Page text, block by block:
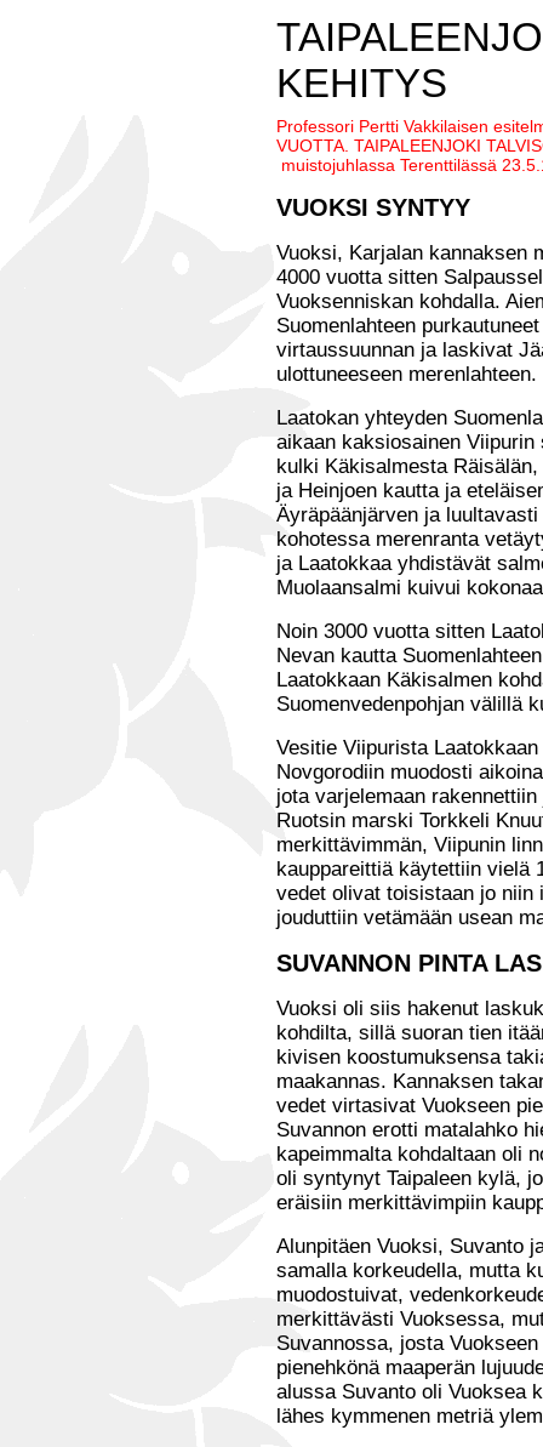
KEHITYS
Professori Pertti Vakkilaisen
VUOTTA. TAIPALEENJOKI
muistojuhlassa Terenttilässä
VUOKSI SYNTYY
Vuoksi, Karjalan kannaksen
4000 vuotta sitten
Vuoksenniskan kohdalla.
Suomenlahteen
virtaussuunnan ja laskivat
ulottuneeseen merenlahteen.
Laatokan yhteyden
aikaan kaksiosainen Viipurin
kulki Käkisalmesta
ja Heinjoen kautta ja
Äyräpäänjärven ja
kohotessa merenranta
ja Laatokkaa yhdistävät
Muolaansalmi kuivui
Noin 3000 vuotta sitten
Nevan kautta
Laatokkaan Käkisalmen
Suomenvedenpohjan välillä
Vesitie Viipurista
Novgorodiin muodosti
jota varjelemaan
Ruotsin marski Torkkeli
merkittävimmän, Viipunin
kauppareittiä käytettiin vielä
vedet olivat toisistaan jo niin
jouduttiin vetämään usean
SUVANNON PINTA
Vuoksi oli siis hakenut
kohdilta, sillä suoran tien
kivisen koostumuksensa
maakannas. Kannaksen
vedet virtasivat Vuokseen
Suvannon erotti matalahko
kapeimmalta kohdaltaan oli
oli syntynyt Taipaleen kylä,
eräisiin merkittävimpiin
Alunpitäen Vuoksi, Suvanto
samalla korkeudella, mutta
muodostuivat,
merkittävästi Vuoksessa,
Suvannossa, josta
pienehkönä maaperän
alussa Suvanto oli Vuoksea
lähes kymmenen metriä